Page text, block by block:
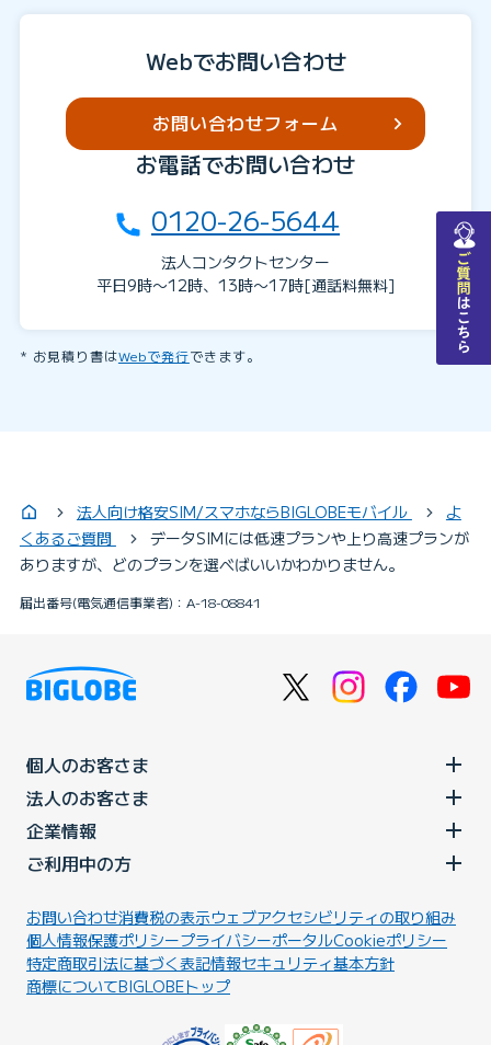
Webでお問い合わせ
お問い合わせフォーム
お電話でお問い合わせ
0120-26-5644
法人コンタクトセンター
平日9時〜12時、13時〜17時[通話料無料]
お見積り書はWebで発行できます。
法人向け格安SIM/スマホならBIGLOBEモバイル
よ
くあるご質問
データSIMには低速プランや上り高速プランが
ありますが、どのプランを選べばいいかわかりません。
届出番号(電気通信事業者)：A-18-08841
個人のお客さま
法人のお客さま
企業情報
ご利用中の方
お問い合わせ消費税の表示ウェブアクセシビリティの取り組み
個人情報保護ポリシープライバシーポータルCookieポリシー
特定商取引法に基づく表記情報セキュリティ基本方針
商標についてBIGLOBEトップ